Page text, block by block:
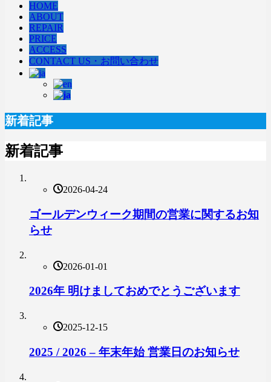
HOME
ABOUT
REPAIR
PRICE
ACCESS
CONTACT US・お問い合わせ
新着記事
新着記事
2026-04-24
ゴールデンウィーク期間の営業に関するお知
らせ
2026-01-01
2026年 明けましておめでとうございます
2025-12-15
2025 / 2026 – 年末年始 営業日のお知らせ